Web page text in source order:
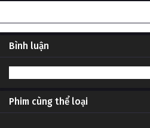
Bình luận
Phim cùng thể loại